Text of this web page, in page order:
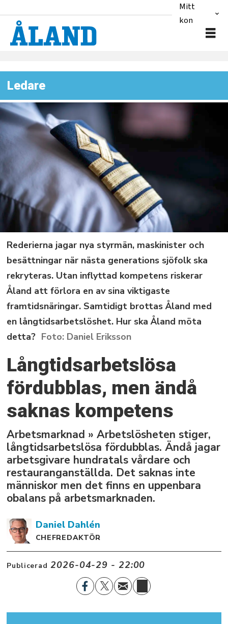
Mitt
konto
Ledare
Rederierna jagar nya styrmän, maskinister och
besättningar när nästa generations sjöfolk ska
rekryteras. Utan inflyttad kompetens riskerar
Åland att förlora en av sina viktigaste
framtidsnäringar. Samtidigt brottas Åland med
en långtidsarbetslöshet. Hur ska Åland möta
detta?
Daniel Eriksson
Långtidsarbetslösa
fördubblas, men ändå
saknas kompetens
Arbetsmarknad » Arbetslösheten stiger,
långtidsarbetslösa fördubblas. Ändå jagar
arbetsgivare hundratals vårdare och
restauranganställda. Det saknas inte
människor men det finns en uppenbara
obalans på arbetsmarknaden.
Daniel Dahlén
CHEFREDAKTÖR
Publicerad 2026-04-29 - 22:00